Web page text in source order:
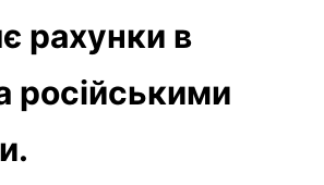
рахунки в
російськими